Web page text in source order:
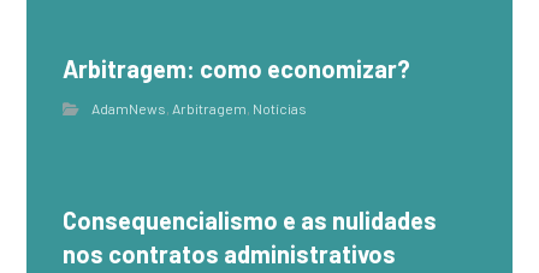
Arbitragem: como economizar?
AdamNews, Arbitragem, Notícias
Consequencialismo e as nulidades
nos contratos administrativos